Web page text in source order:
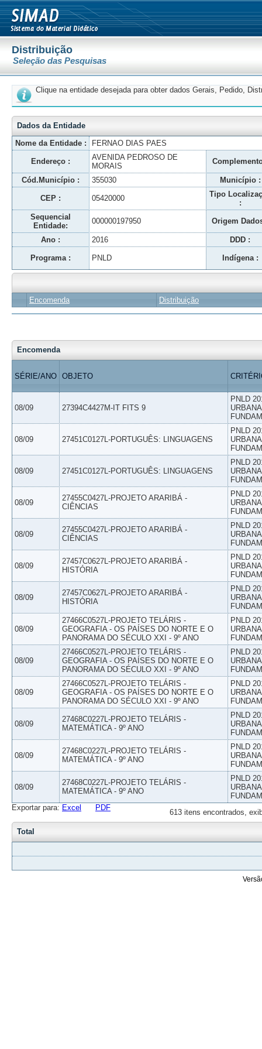
Distribuição
Seleção das Pesquisas
Clique na entidade desejada para obter dados Gerais, Pedido,
Dados da Entidade
Nome da Entidade :
FERNAO DIAS PAES
Endereço :
AVENIDA PEDROSO DE
MORAIS
Cód.Município : 355030 Município :
CEP : 05420000
Tipo
:
Sequencial
Entidade:
000000197950 Origem
Ano : 2016 DDD :
Programa : PNLD Indígena :
Encomenda Distribuição
Encomenda
SÉRIE/ANO OBJETO
08/09 27394C4427M-IT FITS 9
PNLD
08/09 27451C0127L-PORTUGUÊS: LINGUAGENS
PNLD
08/09 27451C0127L-PORTUGUÊS: LINGUAGENS
PNLD
08/09
27455C0427L-PROJETO ARARIBÁ -
CIÊNCIAS
PNLD
08/09
27455C0427L-PROJETO ARARIBÁ -
CIÊNCIAS
PNLD
08/09
27457C0627L-PROJETO ARARIBÁ -
HISTÓRIA
PNLD
08/09
27457C0627L-PROJETO ARARIBÁ -
HISTÓRIA
PNLD
08/09
27466C0527L-PROJETO TELÁRIS -
GEOGRAFIA - OS PAÍSES DO NORTE E O
PANORAMA DO SÉCULO XXI - 9º ANO
PNLD
08/09
27466C0527L-PROJETO TELÁRIS -
GEOGRAFIA - OS PAÍSES DO NORTE E O
PANORAMA DO SÉCULO XXI - 9º ANO
PNLD
08/09
27466C0527L-PROJETO TELÁRIS -
GEOGRAFIA - OS PAÍSES DO NORTE E O
PANORAMA DO SÉCULO XXI - 9º ANO
PNLD
08/09
27468C0227L-PROJETO TELÁRIS -
MATEMÁTICA - 9º ANO
PNLD
08/09
27468C0227L-PROJETO TELÁRIS -
MATEMÁTICA - 9º ANO
PNLD
08/09
27468C0227L-PROJETO TELÁRIS -
MATEMÁTICA - 9º ANO
PNLD
613 itens encontrados,
Exportar para: Excel PDF
Total